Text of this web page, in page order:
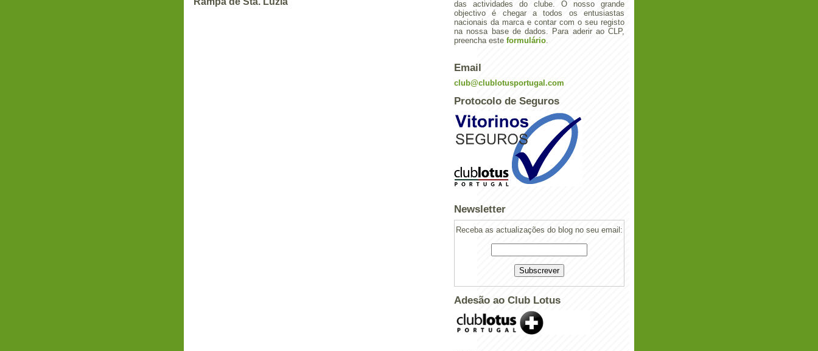
das actividades do clube. O nosso grande
objectivo é chegar a todos os entusiastas
nacionais da marca e contar com o seu registo
na nossa base de dados. Para aderir ao CLP,
preencha este formulário.
Email
club@clublotusportugal.com
Protocolo de Seguros
Newsletter
Receba as actualizações do blog no seu email:
Adesão ao Club Lotus